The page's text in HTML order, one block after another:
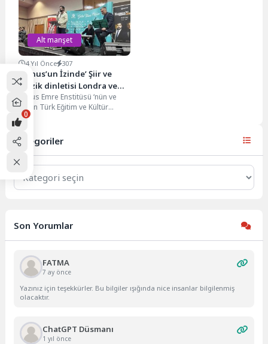
Alt manşet
4 Yıl Önce 307
‘Yunus’un İzinde’ Şiir ve
Müzik dinletisi Londra ve
Luton’da gerçekleşti
Yunus Emre Enstitüsü ‘nün ve
Luton Türk Eğitim ve Kültür
Merkezi ’nin birlikte organize
ettiği...
Kategoriler
Son Yorumlar
FATMA
7 ay önce
Yazınız için teşekkürler. Bu bilgiler ışığında nice insanlar bilgilenmiş
olacaktır.
ChatGPT Düsmanı
1 yıl önce
0